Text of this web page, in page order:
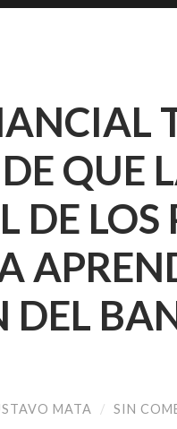
QUE
DE LOS
DEL
MATA / SIN